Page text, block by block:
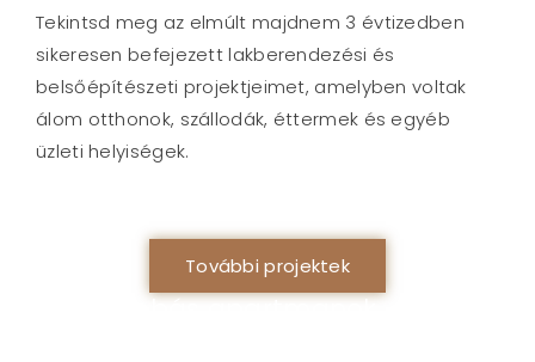
Tekintsd meg az elmúlt majdnem 3 évtizedben
sikeresen befejezett lakberendezési és
belsőépítészeti projektjeimet, amelyben voltak
álom otthonok, szállodák, éttermek és egyéb
üzleti helyiségek.
További projektek
3 szobás apartmanok